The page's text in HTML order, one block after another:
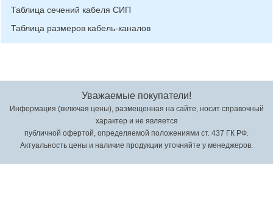
Таблица сечений кабеля СИП
Таблица размеров кабель-каналов
Уважаемые покупатели!
Информация (включая цены), размещенная на сайте, носит справочный
характер и не является
публичной офертой, определяемой положениями ст. 437 ГК РФ.
Актуальность цены и наличие продукции уточняйте у менеджеров.